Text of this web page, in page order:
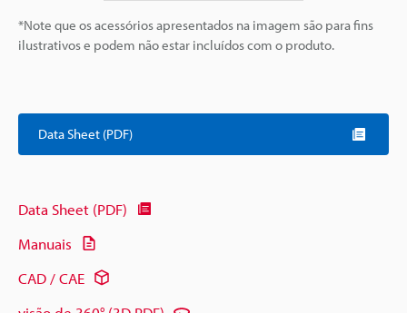
*Note que os acessórios apresentados na imagem são para fins
ilustrativos e podem não estar incluídos com o produto.
Data Sheet (PDF)
Data Sheet (PDF)
Manuais
CAD / CAE